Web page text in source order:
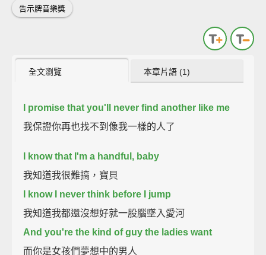
告示牌音樂獎
全文瀏覽 本章片語 (1)
I promise that you'll never find another like me
我保證你再也找不到像我一樣的人了
I know that I'm a handful, baby
我知道我很難搞，寶貝
I know I never think before I jump
我知道我都還沒想好就一股腦墜入愛河
And you're the kind of guy the ladies want
而你是女孩們夢想中的男人